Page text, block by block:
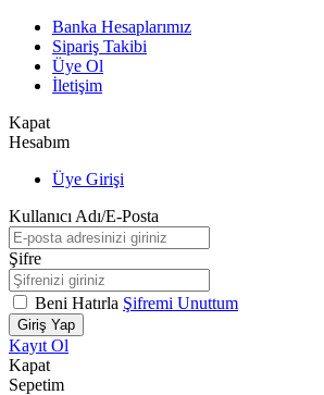
Banka Hesaplarımız
Sipariş Takibi
Üye Ol
İletişim
Kapat
Hesabım
Üye Girişi
Kullanıcı Adı/E-Posta
Şifre
Beni Hatırla Şifremi Unuttum
Giriş Yap
Kayıt Ol
Kapat
Sepetim